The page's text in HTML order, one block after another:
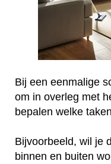
Bij een eenmalige
om in overleg met
bepalen welke
Bijvoorbeeld, wil je
binnen en buiten